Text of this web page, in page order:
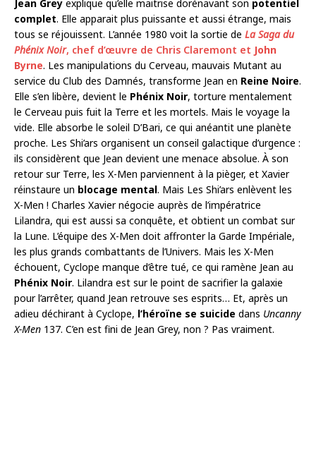
Jean Grey explique qu’elle maitrise dorénavant son potentiel
complet. Elle apparait plus puissante et aussi étrange, mais
tous se réjouissent. L’année 1980 voit la sortie de La Saga du
Phénix Noir, chef d’œuvre de Chris Claremont et John
Byrne. Les manipulations du Cerveau, mauvais Mutant au
service du Club des Damnés, transforme Jean en Reine Noire.
Elle s’en libère, devient le Phénix Noir, torture mentalement
le Cerveau puis fuit la Terre et les mortels. Mais le voyage la
vide. Elle absorbe le soleil D’Bari, ce qui anéantit une planète
proche. Les Shi’ars organisent un conseil galactique d’urgence :
ils considèrent que Jean devient une menace absolue. À son
retour sur Terre, les X-Men parviennent à la pièger, et Xavier
réinstaure un blocage mental. Mais Les Shi’ars enlèvent les
X-Men ! Charles Xavier négocie auprès de l’impératrice
Lilandra, qui est aussi sa conquête, et obtient un combat sur
la Lune. L’équipe des X-Men doit affronter la Garde Impériale,
les plus grands combattants de l’Univers. Mais les X-Men
échouent, Cyclope manque d’être tué, ce qui ramène Jean au
Phénix Noir. Lilandra est sur le point de sacrifier la galaxie
pour l’arrêter, quand Jean retrouve ses esprits… Et, après un
adieu déchirant à Cyclope, l’héroïne se suicide dans Uncanny
X-Men 137. C’en est fini de Jean Grey, non ? Pas vraiment.